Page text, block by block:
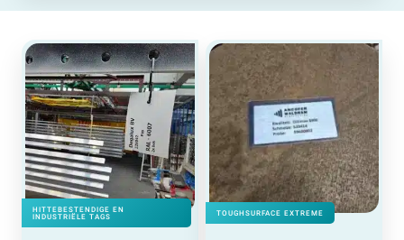
HITTEBESTENDIGE EN
INDUSTRIËLE TAGS
TOUGHSURFACE EXTREME